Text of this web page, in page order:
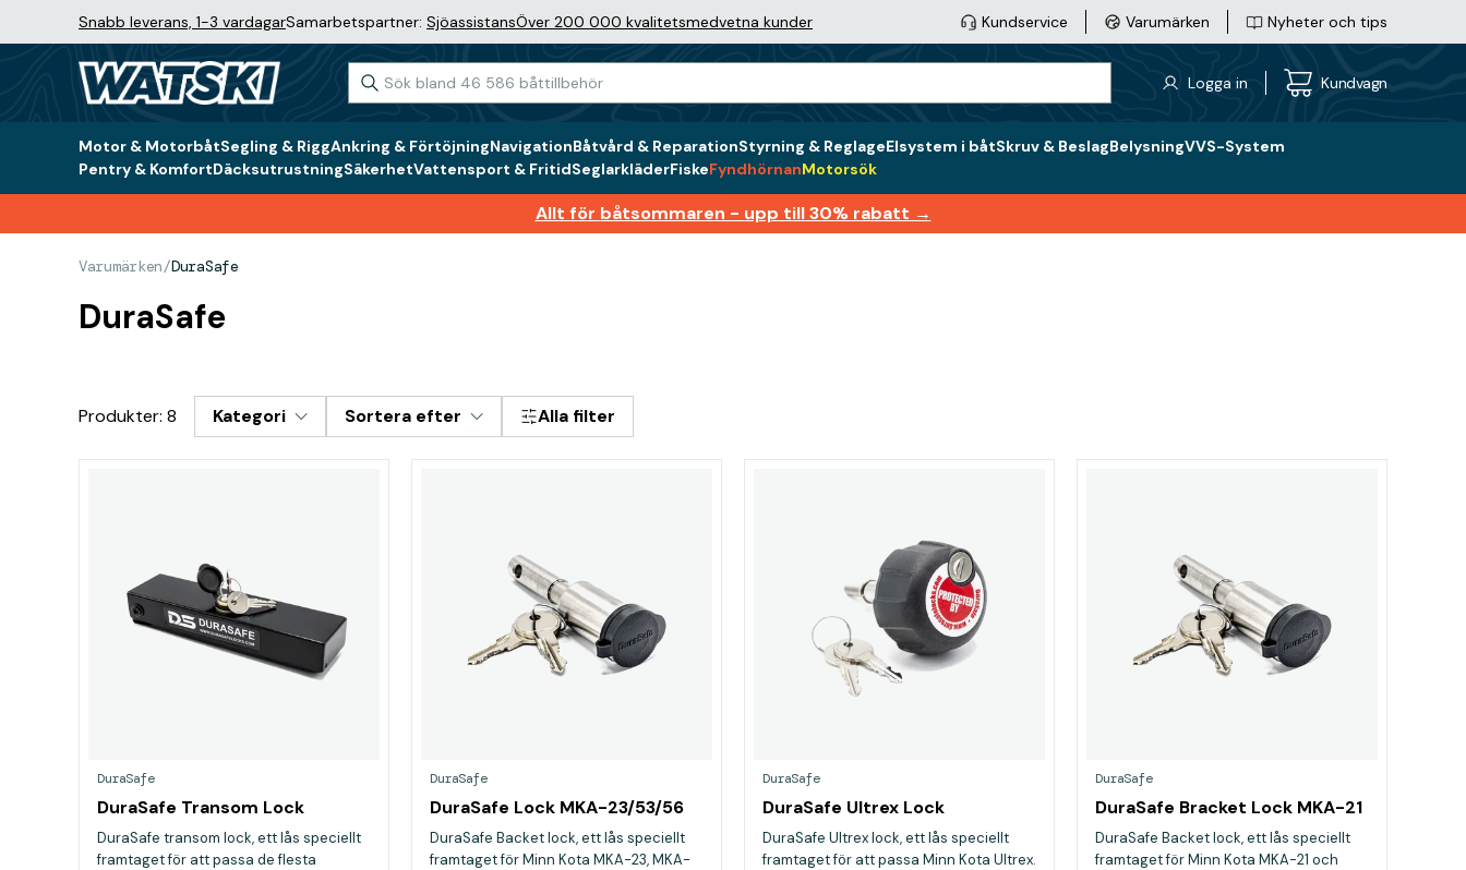
Snabb leverans, 1-3 vardagarSamarbetspartner: SjöassistansÖver 200 000 kvalitetsmedvetna kunder Kundservice Varumärken Nyheter och tips
Logga in Kundvagn
Motor & MotorbåtSegling & RiggAnkring & FörtöjningNavigationBåtvård & ReparationStyrning & ReglageElsystem i båtSkruv & BeslagBelysningVVS-System
Pentry & KomfortDäcksutrustningSäkerhetVattensport & FritidSeglarkläderFiskeFyndhörnanMotorsök
Allt för båtsommaren - upp till 30% rabatt →
Varumärken/DuraSafe
DuraSafe
Produkter: 8 Kategori Sortera efter Alla filter
DuraSafe
DuraSafe Transom Lock
DuraSafe transom lock, ett lås speciellt
framtaget för att passa de flesta
DuraSafe
DuraSafe Lock MKA-23/53/56
DuraSafe Backet lock, ett lås speciellt
framtaget för Minn Kota MKA-23, MKA-
DuraSafe
DuraSafe Ultrex Lock
DuraSafe Ultrex lock, ett lås speciellt
framtaget för att passa Minn Kota Ultrex.
DuraSafe
DuraSafe Bracket Lock MKA-21
DuraSafe Backet lock, ett lås speciellt
framtaget för Minn Kota MKA-21 och